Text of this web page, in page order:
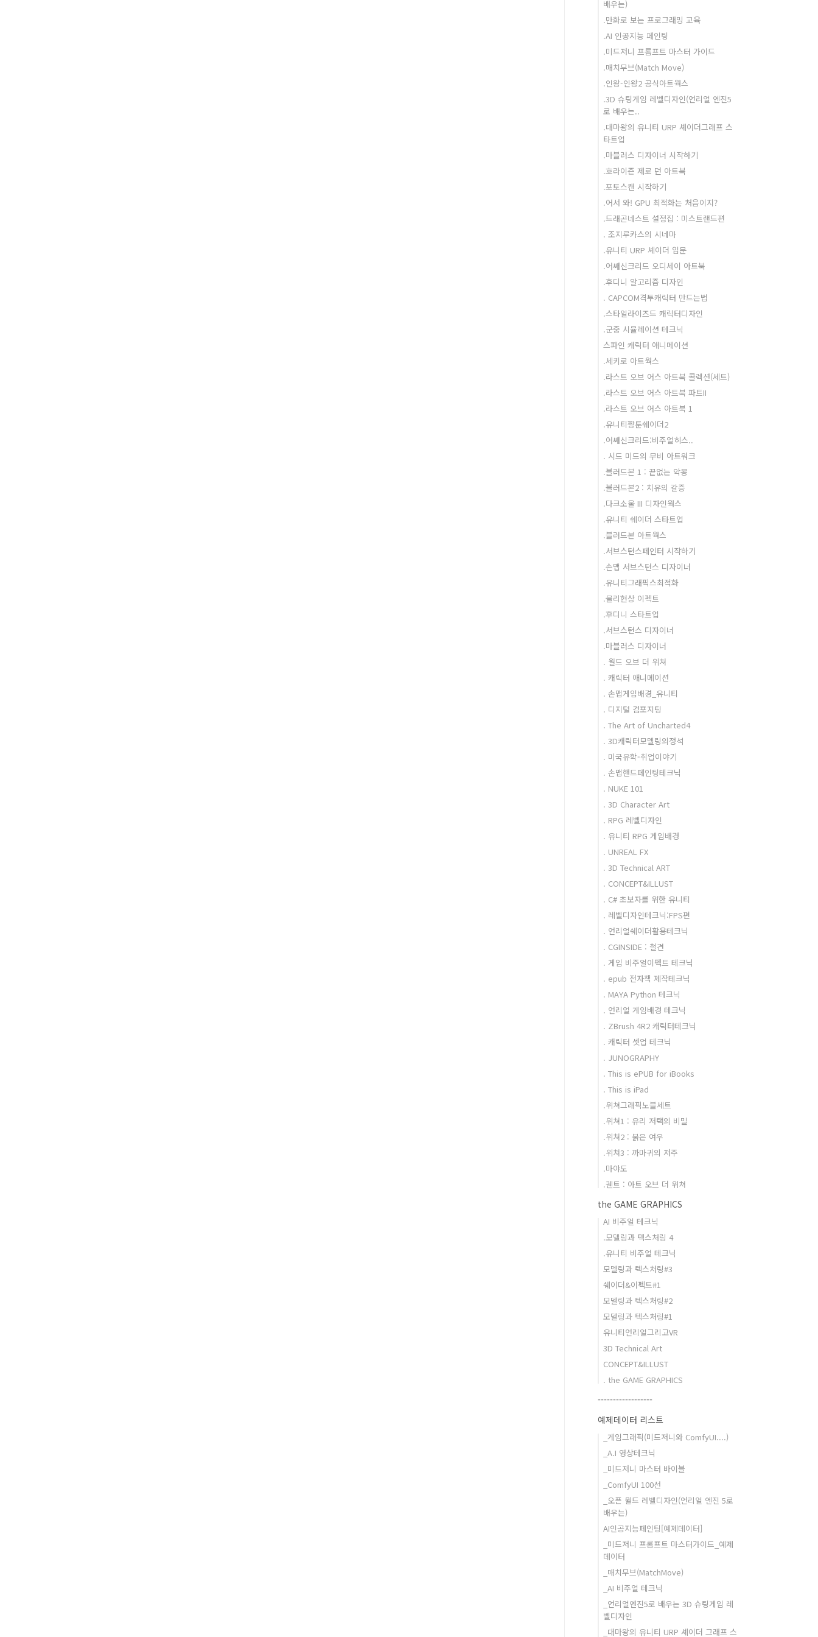
배우는)
.만화로 보는 프로그래밍 교육
.AI 인공지능 페인팅
.미드저니 프롬프트 마스터 가이드
.매치무브(Match Move)
.인왕-인왕2 공식아트웍스
.3D 슈팅게임 레벨디자인(언리얼 엔진5
로 배우는..
.대마왕의 유니티 URP 셰이더그래프 스
타트업
.마블러스 디자이너 시작하기
.호라이즌 제로 던 아트북
.포토스캔 시작하기
.어서 와! GPU 최적화는 처음이지?
.드래곤네스트 설정집 : 미스트랜드편
. 조지루카스의 시네마
.유니티 URP 셰이더 입문
.어쌔신크리드 오디세이 아트북
.후디니 알고리즘 디자인
. CAPCOM격투캐릭터 만드는법
.스타일라이즈드 캐릭터디자인
.군중 시뮬레이션 테크닉
스파인 캐릭터 애니메이션
.세키로 아트웍스
.라스트 오브 어스 아트북 콜렉션(세트)
.라스트 오브 어스 아트북 파트II
.라스트 오브 어스 아트북 1
.유니티짱툰쉐이더2
.어쌔신크리드:비주얼히스..
. 시드 미드의 무비 아트워크
.블러드본 1 : 끝없는 악몽
.블러드본2 : 치유의 갈증
.다크소울 III 디자인웍스
.유니티 쉐이더 스타트업
.블러드본 아트웍스
.서브스턴스페인터 시작하기
.손맵 서브스턴스 디자이너
.유니티그래픽스최적화
.물리현상 이펙트
.후디니 스타트업
.서브스턴스 디자이너
.마블러스 디자이너
. 월드 오브 더 위쳐
. 캐릭터 애니메이션
. 손맵게임배경_유니티
. 디지털 컴포지팅
. The Art of Uncharted4
. 3D캐릭터모델링의정석
. 미국유학-취업이야기
. 손맵핸드페인팅테크닉
. NUKE 101
. 3D Character Art
. RPG 레벨디자인
. 유니티 RPG 게임배경
. UNREAL FX
. 3D Technical ART
. CONCEPT&ILLUST
. C# 초보자를 위한 유니티
. 레벨디자인테크닉:FPS편
. 언리얼쉐이더활용테크닉
. CGINSIDE : 철견
. 게임 비주얼이펙트 테크닉
. epub 전자책 제작테크닉
. MAYA Python 테크닉
. 언리얼 게임배경 테크닉
. ZBrush 4R2 캐릭터테크닉
. 캐릭터 셋업 테크닉
. JUNOGRAPHY
. This is ePUB for iBooks
. This is iPad
.위쳐그래픽노블세트
.위쳐1 : 유리 저택의 비밀
.위쳐2 : 붉은 여우
.위쳐3 : 까마귀의 저주
.마야도
.궨트 : 아트 오브 더 위쳐
the GAME GRAPHICS
AI 비주얼 테크닉
.모델링과 텍스처링 4
.유니티 비주얼 테크닉
모델링과 텍스처링#3
쉐이더&이펙트#1
모델링과 텍스처링#2
모델링과 텍스처링#1
유니티언리얼그리고VR
3D Technical Art
CONCEPT&ILLUST
. the GAME GRAPHICS
------------------
예제데이터 리스트
_게임그래픽(미드저니와 ComfyUI....)
_A.I 영상테크닉
_미드저니 마스터 바이블
_ComfyUI 100선
_오픈 월드 레벨디자인(언리얼 엔진 5로
배우는)
AI인공지능페인팅[예제데이터]
_미드저니 프롬프트 마스터가이드_예제
데이터
_매치무브(MatchMove)
_AI 비주얼 테크닉
_언리얼엔진5로 배우는 3D 슈팅게임 레
벨디자인
_대마왕의 유니티 URP 셰이더 그래프 스